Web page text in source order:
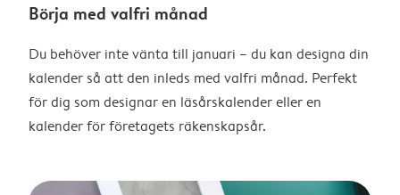
Börja med valfri månad
Du behöver inte vänta till januari – du kan designa din
kalender så att den inleds med valfri månad. Perfekt
för dig som designar en läsårskalender eller en
kalender för företagets räkenskapsår.